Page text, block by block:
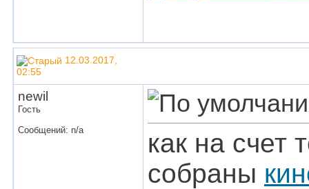
12.03.2017,
02:55
newil
Гость
Сообщений: n/a
как на счет
собраны